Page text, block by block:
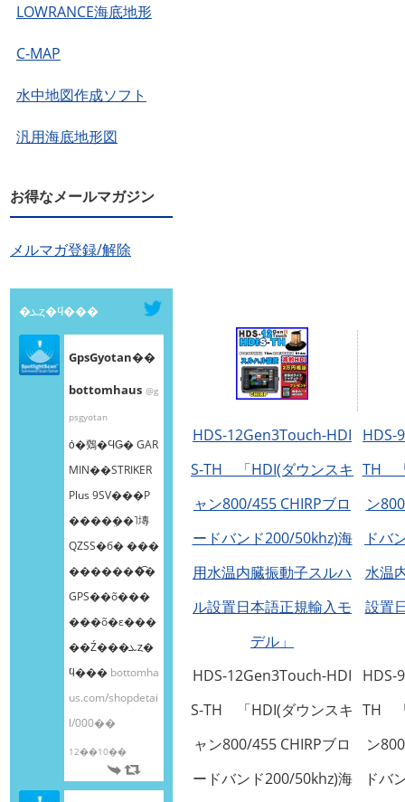
LOWRANCE海底地形
C-MAP
水中地図作成ソフト
汎用海底地形図
お得なメールマガジン
メルマガ登録/解除
�ܥȥ�ϥ���
GpsGyotan��
bottomhaus @g
psgyotan
ȯ�䳫�ϤǤ� GAR
MIN��STRIKER
Plus 9SV���Ρ
����ܸ��˥塼
QZSS�б� ���
�������͡�
GPS��õ���
���õ�ε���
��Ź���ܥȥ�
ϥ��� bottomha
us.com/shopdetai
l/000��
12��10��
HDS-12Gen3Touch-HDI
S-TH 「HDI(ダウンスキ
ャン800/455 CHIRPブロ
ードバンド200/50khz)海
用水温内臓振動子スルハ
ル設置日本語正規輸入モ
デル」
HDS-12Gen3Touch-HDI
S-TH 「HDI(ダウンスキ
ャン800/455 CHIRPブロ
ードバンド200/50khz)海
HDS-
TH
ン
ドバ
水温
設置
HDS-
TH
ン
ドバ